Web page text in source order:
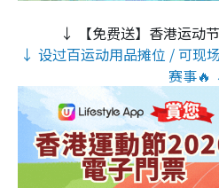
↓ 【免费送】香港运动
↓ 设过百运动用品摊位 / 可现
赛事🔥